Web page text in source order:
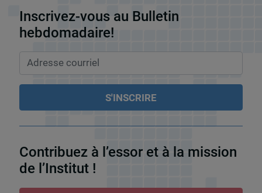
Inscrivez-vous au Bulletin
hebdomadaire!
Contribuez à l’essor et à la mission
de l’Institut !